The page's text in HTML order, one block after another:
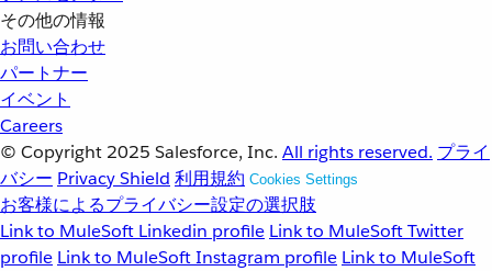
その他の情報
お問い合わせ
パートナー
イベント
Careers
© Copyright 2025 Salesforce, Inc. All rights reserved. プライ
バシー Privacy Shield 利用規約 Cookies Settings
お客様によるプライバシー設定の選択肢
Link to MuleSoft Linkedin profile Link to MuleSoft Twitter
profile Link to MuleSoft Instagram profile Link to MuleSoft